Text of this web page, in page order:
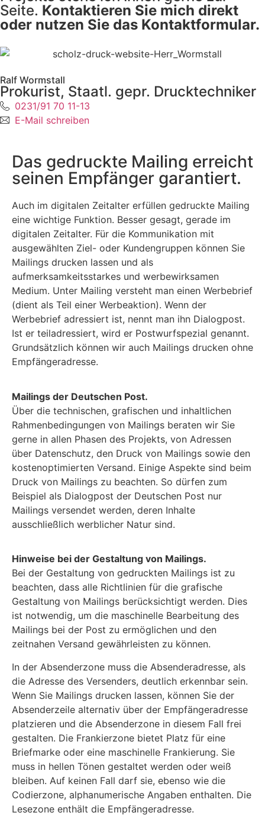
Seite. Kontaktieren Sie mich direkt
oder nutzen Sie das Kontaktformular.
Ralf Wormstall
Prokurist, Staatl. gepr. Drucktechniker
0231/91 70 11-13
E-Mail schreiben
Das gedruckte Mailing erreicht
seinen Empfänger garantiert.
Auch im digitalen Zeitalter erfüllen gedruckte Mailing
eine wichtige Funktion. Besser gesagt, gerade im
digitalen Zeitalter. Für die Kommunikation mit
ausgewählten Ziel- oder Kundengruppen können Sie
Mailings drucken lassen und als
aufmerksamkeitsstarkes und werbewirksamen
Medium. Unter Mailing versteht man einen Werbebrief
(dient als Teil einer Werbeaktion). Wenn der
Werbebrief adressiert ist, nennt man ihn Dialogpost.
Ist er teiladressiert, wird er Postwurfspezial genannt.
Grundsätzlich können wir auch Mailings drucken ohne
Empfängeradresse.
Mailings der Deutschen Post.
Über die technischen, grafischen und inhaltlichen
Rahmenbedingungen von Mailings beraten wir Sie
gerne in allen Phasen des Projekts, von Adressen
über Datenschutz, den Druck von Mailings sowie den
kostenoptimierten Versand. Einige Aspekte sind beim
Druck von Mailings zu beachten. So dürfen zum
Beispiel als Dialogpost der Deutschen Post nur
Mailings versendet werden, deren Inhalte
ausschließlich werblicher Natur sind.
Hinweise bei der Gestaltung von Mailings.
Bei der Gestaltung von gedruckten Mailings ist zu
beachten, dass alle Richtlinien für die grafische
Gestaltung von Mailings berücksichtigt werden. Dies
ist notwendig, um die maschinelle Bearbeitung des
Mailings bei der Post zu ermöglichen und den
zeitnahen Versand gewährleisten zu können.
In der Absenderzone muss die Absenderadresse, als
die Adresse des Versenders, deutlich erkennbar sein.
Wenn Sie Mailings drucken lassen, können Sie der
Absenderzeile alternativ über der Empfängeradresse
platzieren und die Absenderzone in diesem Fall frei
gestalten. Die Frankierzone bietet Platz für eine
Briefmarke oder eine maschinelle Frankierung. Sie
muss in hellen Tönen gestaltet werden oder weiß
bleiben. Auf keinen Fall darf sie, ebenso wie die
Codierzone, alphanumerische Angaben enthalten. Die
Lesezone enthält die Empfängeradresse.